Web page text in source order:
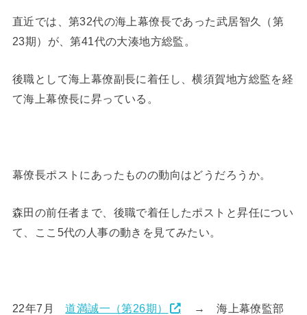
直近では、第32代の海上幕僚長であった武居智久（第
23期）が、第41代の大湊地方総監。
後職として海上幕僚副長に着任し、横須賀地方総監を経
て海上幕僚長に昇っている。
幕僚長ポストにあったものの動向はどうだろうか。
森田の前任者まで、後職で着任したポストと昇任につい
て、ここ5代の人事の動きを見てみたい。
22年7月道満誠一（第26期）
→ 海上幕僚監部